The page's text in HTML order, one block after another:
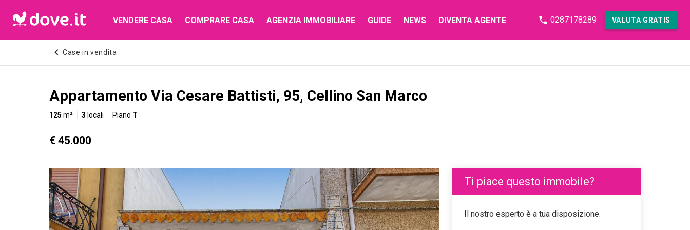
VENDERE CASA COMPRARE CASA AGENZIA IMMOBILIARE GUIDE NEWS DIVENTA AGENTE 0287178289 VALUTA GRATIS
Case in vendita
Appartamento Via Cesare Battisti, 95, Cellino San Marco
125 m² 3 locali Piano T
€ 45.000
Ti piace questo immobile?
Il nostro esperto è a tua disposizione.